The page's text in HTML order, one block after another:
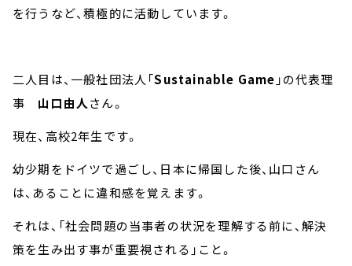
を行うなど、積極的に活動しています。
二人目は、一般社団法人「Sustainable Game 」の代表理
事 山口由人さん。
現在、高校2年生です。
幼少期をドイツで過ごし、日本に帰国した後、山口さん
は、あることに違和感を覚えます。
それは、「社会問題の当事者の状況を理解する前に、解決
策を生み出す事が重要視される」こと。